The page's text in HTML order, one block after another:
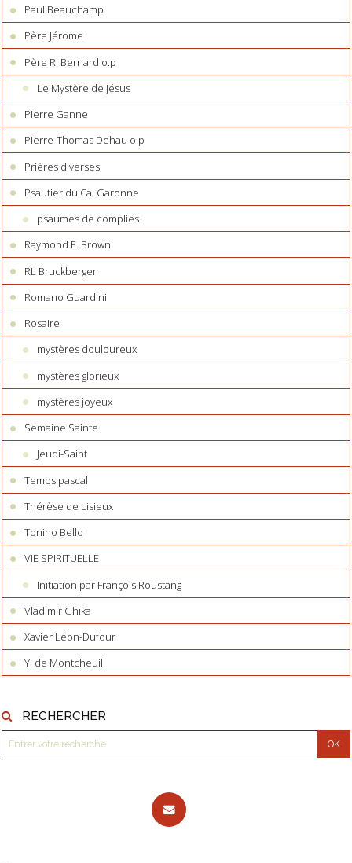
Paul Beauchamp
Père Jérome
Père R. Bernard o.p
Le Mystère de Jésus
Pierre Ganne
Pierre-Thomas Dehau o.p
Prières diverses
Psautier du Cal Garonne
psaumes de complies
Raymond E. Brown
RL Bruckberger
Romano Guardini
Rosaire
mystères douloureux
mystères glorieux
mystères joyeux
Semaine Sainte
Jeudi-Saint
Temps pascal
Thérèse de Lisieux
Tonino Bello
VIE SPIRITUELLE
Initiation par François Roustang
Vladimir Ghika
Xavier Léon-Dufour
Y. de Montcheuil
RECHERCHER